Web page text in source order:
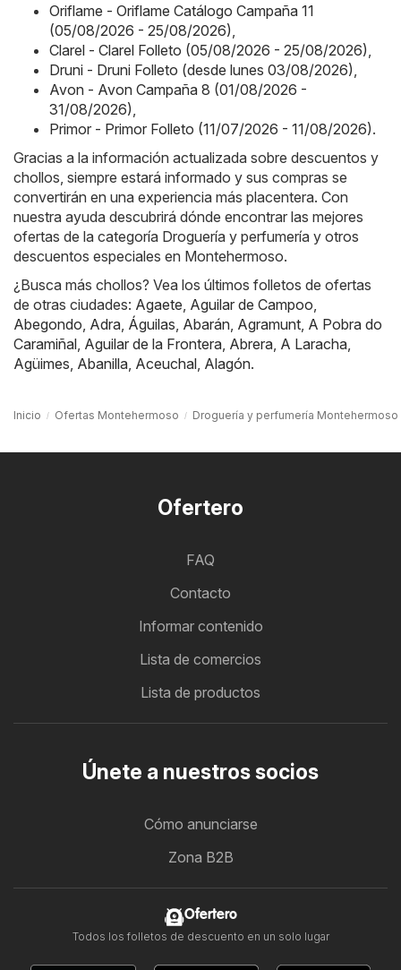
Oriflame - Oriflame Catálogo Campaña 11
(05/08/2026 - 25/08/2026)
Clarel - Clarel Folleto (05/08/2026 - 25/08/2026)
Druni - Druni Folleto (desde lunes 03/08/2026)
Avon - Avon Campaña 8 (01/08/2026 -
31/08/2026)
Primor - Primor Folleto (11/07/2026 - 11/08/2026).
Gracias a la información actualizada sobre descuentos y
chollos, siempre estará informado y sus compras se
convertirán en una experiencia más placentera. Con
nuestra ayuda descubrirá dónde encontrar las mejores
ofertas de la categoría Droguería y perfumería y otros
descuentos especiales en Montehermoso.
¿Busca más chollos? Vea los últimos folletos de ofertas
de otras ciudades: Agaete Aguilar de Campoo
Abegondo Adra Águilas Abarán Agramunt A Pobra do
Caramiñal Aguilar de la Frontera Abrera A Laracha
Agüimes Abanilla Aceuchal Alagón.
Inicio Ofertas Montehermoso Droguería y perfumería Montehermoso
Ofertero
FAQ
Contacto
Informar contenido
Lista de comercios
Lista de productos
Únete a nuestros socios
Cómo anunciarse
Zona B2B
Ofertero
Todos los folletos de descuento en un solo lugar